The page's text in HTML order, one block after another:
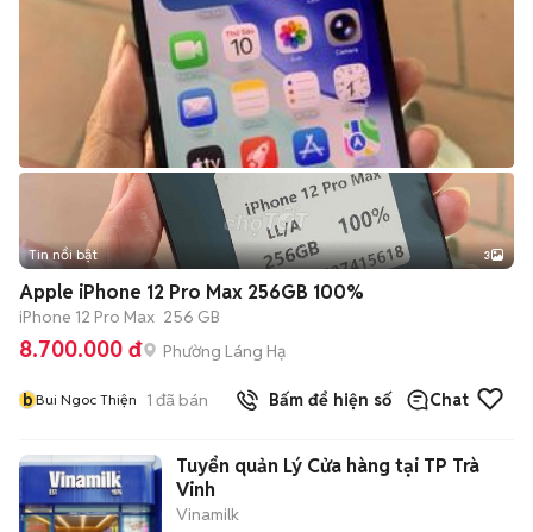
Tin nổi bật 3
Apple iPhone 12 Pro Max 256GB 100%
iPhone 12 Pro Max 256 GB
8.700.000 đ Phường Láng Hạ
bBui Ngoc Thiện 1 đã bán Bấm để hiện số Chat
Tuyển quản Lý Cửa hàng tại TP Trà
Vinh
Vinamilk